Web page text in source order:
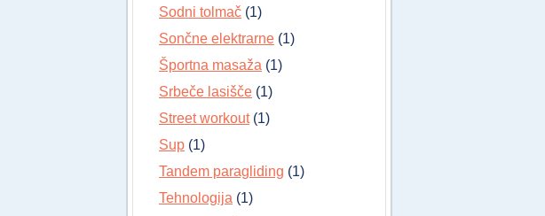
Sodni tolmač (1)
Sončne elektrarne (1)
Športna masaža (1)
Srbeče lasišče (1)
Street workout(1)
Sup (1)
Tandem paragliding (1)
Tehnologija (1)